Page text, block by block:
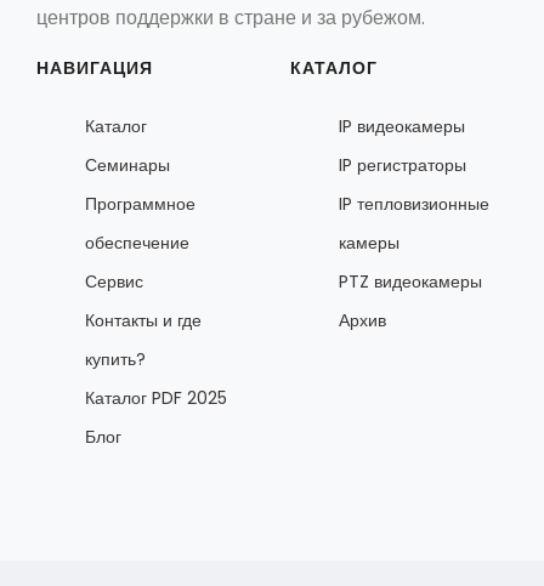
центров поддержки в стране и за рубежом.
НАВИГАЦИЯ
Каталог
Семинары
Программное
обеспечение
Сервис
Контакты и где
купить?
Каталог PDF 2025
Блог
КАТАЛОГ
IP видеокамеры
IP регистраторы
IP тепловизионные
камеры
PTZ видеокамеры
Архив